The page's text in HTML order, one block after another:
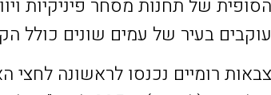
עוקבים בעיר של עמים שונים כולל